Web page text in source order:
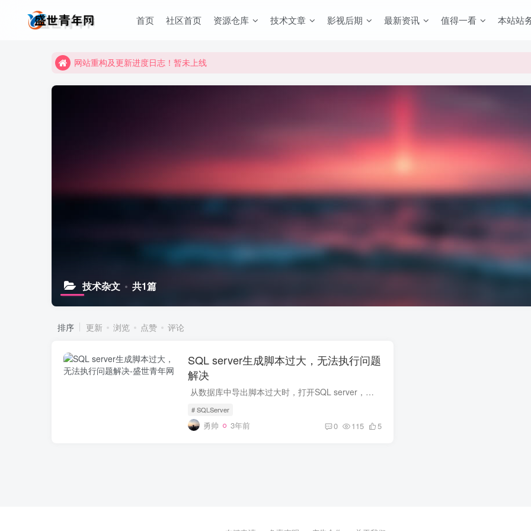
首页 社区首页 资源仓库 技术文章 影视后期 最新资讯 值得一看 本站站
网站重构及更新进度日志！暂未上线
网站重构及更新进度日志！暂未上线
技术杂文 共1篇
排序 更新 浏览 点赞 评论
SQL server生成脚本过大，无法执行问题
解决
从数据库中导出脚本过大时，打开SQL server，提示无法找到指定的模板，请检查完整路径是否正确，或者其他打不开的情况，这时候可以考虑以下方式进行插入使用sqlcmd命令来完成这一工作，注意这...
# SQLServer
勇帅 3年前 0 115 5